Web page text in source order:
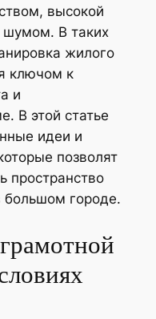
высокой
шумом. В таких
жилого
ключом к
и
В этой статье
идеи и
позволят
пространство
городе.